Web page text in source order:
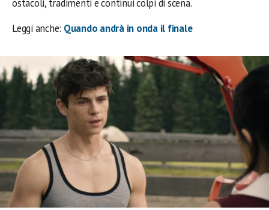
ostacoli, tradimenti e continui colpi di scena.
Leggi anche: Quando andrà in onda il finale